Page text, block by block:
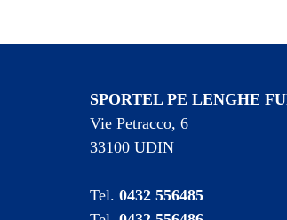
SPORTEL PE LENGHE
Vie Petracco, 6
33100 UDIN
Tel.0432 556485